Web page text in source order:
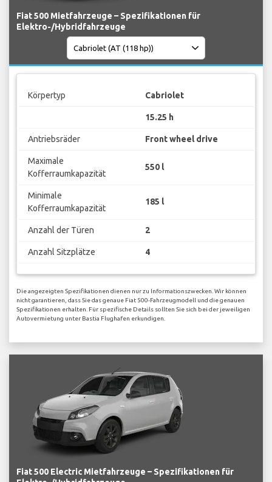
Fiat 500 Mietfahrzeuge – Spezifikationen für
Elektro-/Hybridfahrzeuge
Körpertyp Cabriolet
15.25 h
Antriebsräder Front wheel drive
Maximale
Kofferraumkapazität
550 l
Minimale
Kofferraumkapazität
185 l
Anzahl der Türen 2
Anzahl Sitzplätze 4
Die angezeigten Spezifikationen dienen nur zu Informationszwecken. Wir können
nicht garantieren, dass Sie das genaue Fiat 500-Fahrzeugmodell und die genauen
Spezifikationen erhalten. Für spezifische Details sollten Sie sich bei der jeweiligen
Autovermietung unter Bastia Flughafen erkundigen.
Fiat 500 Electric Mietfahrzeuge – Spezifikationen für